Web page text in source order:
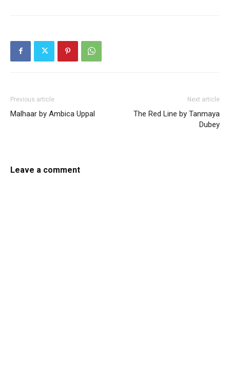
Previous article
Malhaar by Ambica Uppal
Next article
The Red Line by Tanmaya
Dubey
Leave a comment